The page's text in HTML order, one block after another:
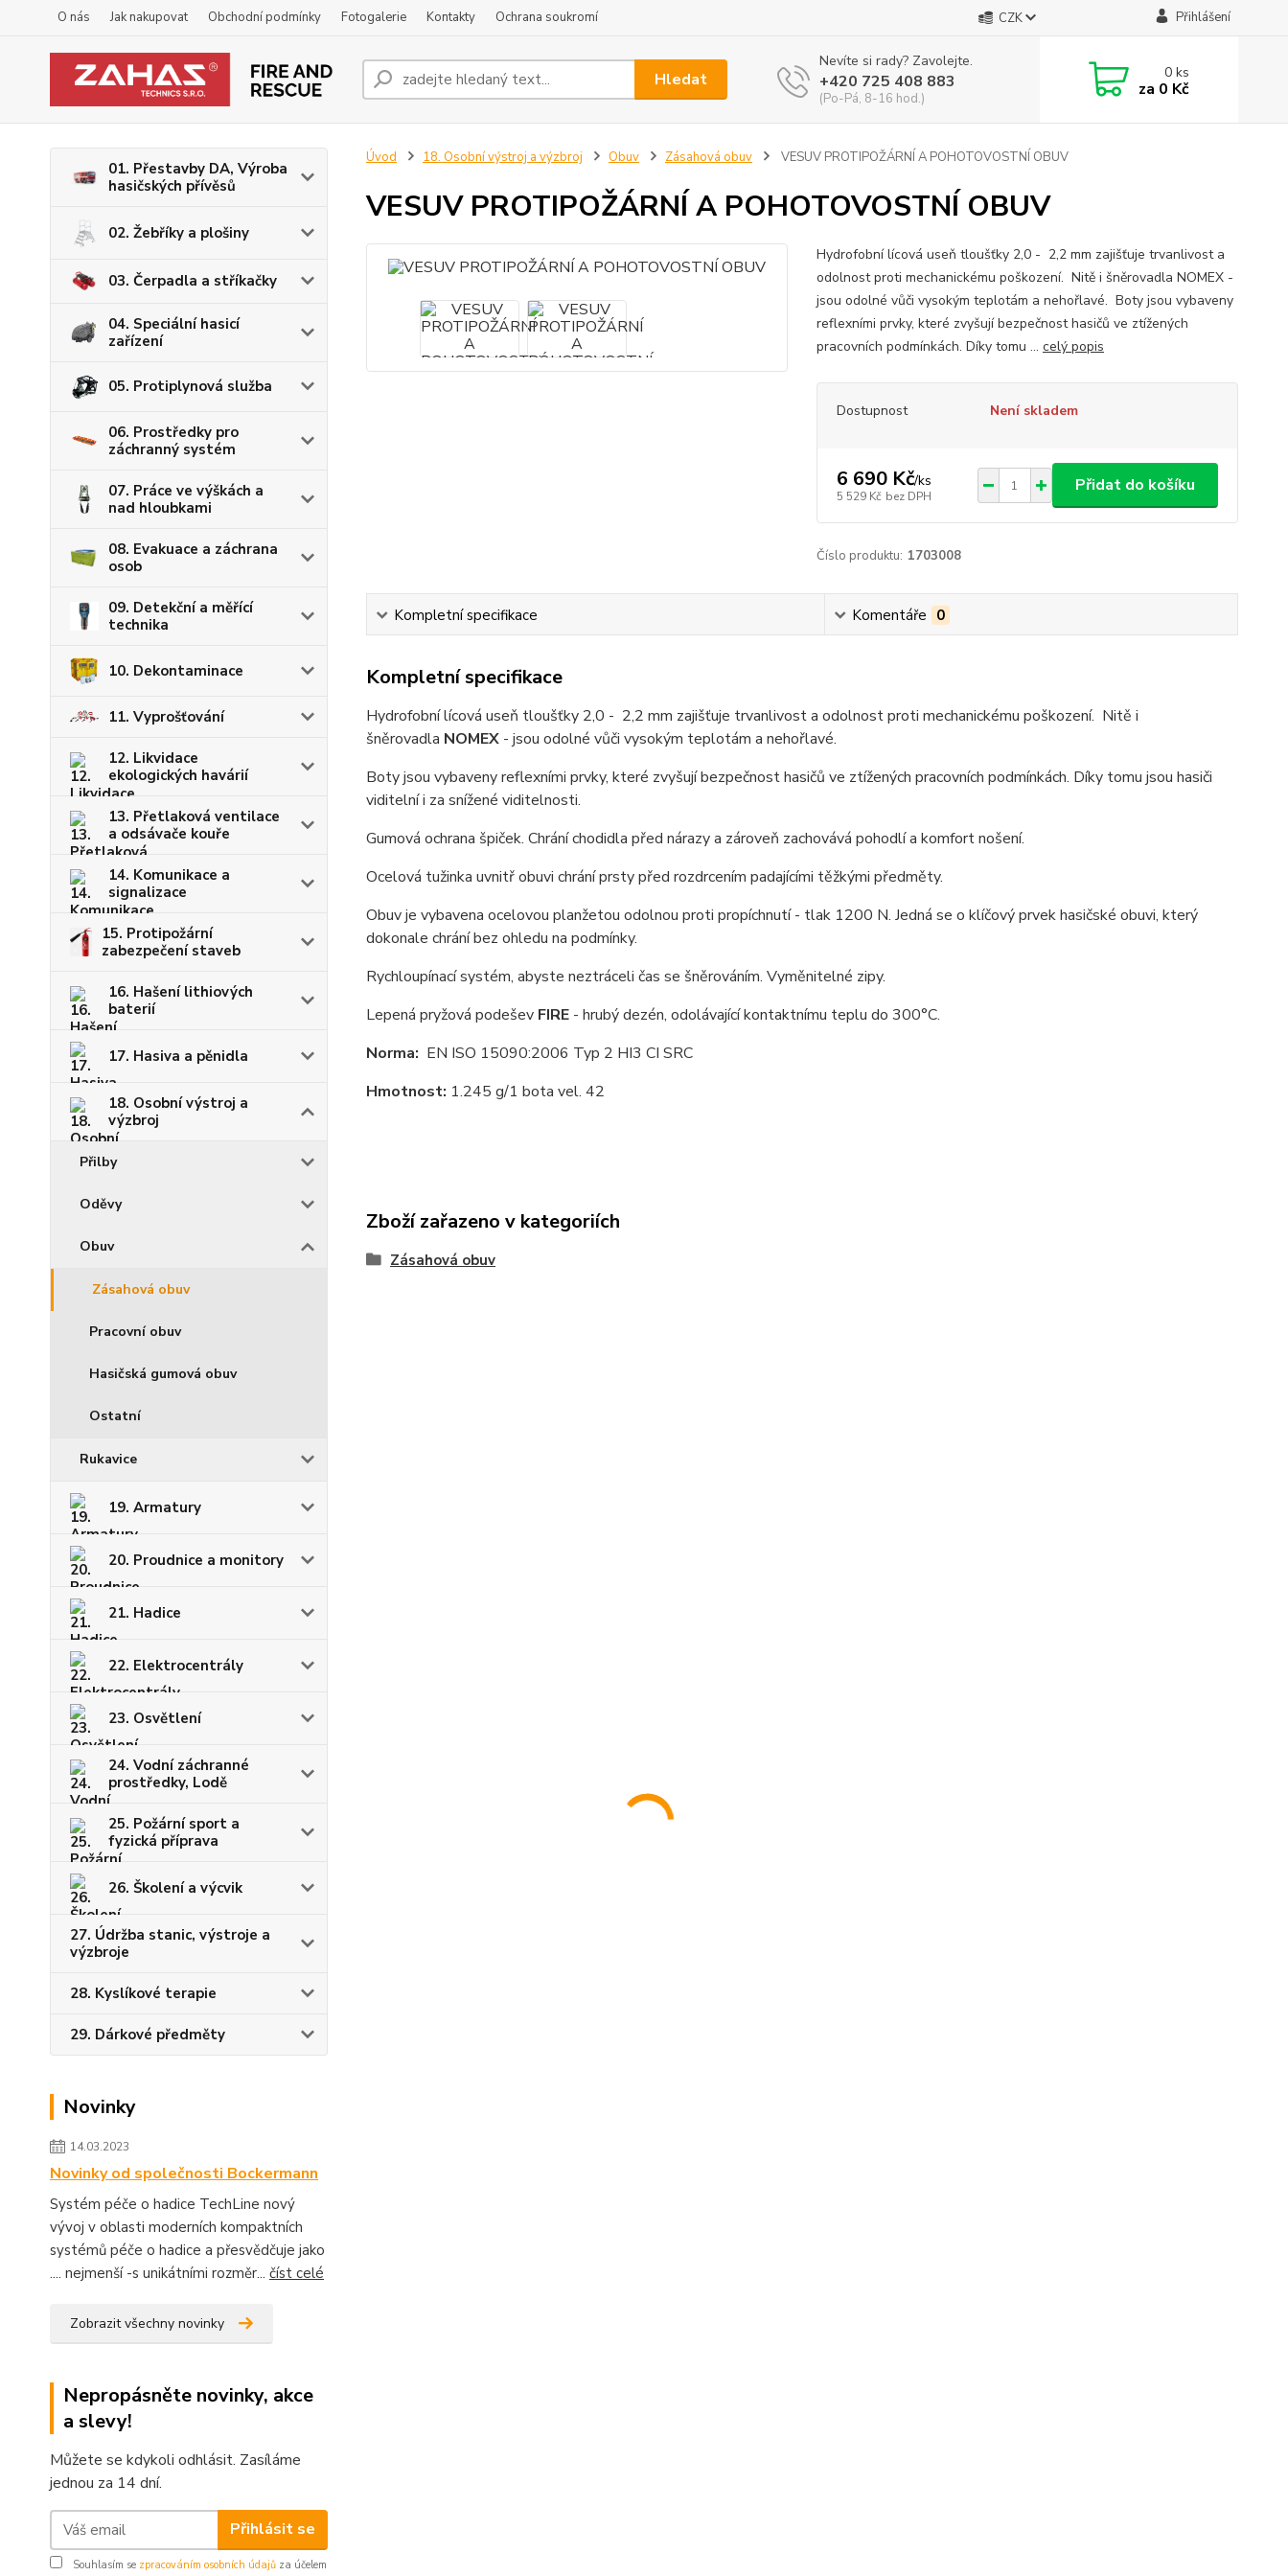
O nás Jak nakupovat Obchodní podmínky Fotogalerie Kontakty Ochrana soukromí CZK Přihlášení
Hledat
Nevíte si rady? Zavolejte.
+420 725 408 883
(Po-Pá, 8-16 hod.)
0ks
za 0 Kč
01. Přestavby DA, Výroba
hasičských přívěsů
02. Žebříky a plošiny
03. Čerpadla a stříkačky
04. Speciální hasicí
zařízení
05. Protiplynová služba
06. Prostředky pro
záchranný systém
07. Práce ve výškách a
nad hloubkami
08. Evakuace a záchrana
osob
09. Detekční a měřící
technika
10. Dekontaminace
11. Vyprošťování
12. Likvidace
ekologických havárií
13. Přetlaková ventilace
a odsávače kouře
14. Komunikace a
signalizace
15. Protipožární
zabezpečení staveb
16. Hašení lithiových
baterií
17. Hasiva a pěnidla
18. Osobní výstroj a
výzbroj
Přilby
Oděvy
Obuv
Zásahová obuv
Pracovní obuv
Hasičská gumová obuv
Ostatní
Rukavice
19. Armatury
20. Proudnice a monitory
21. Hadice
22. Elektrocentrály
23. Osvětlení
24. Vodní záchranné
prostředky, Lodě
25. Požární sport a
fyzická příprava
26. Školení a výcvik
27. Údržba stanic, výstroje a
výzbroje
28. Kyslíkové terapie
29. Dárkové předměty
Novinky
14.03.2023
Novinky od společnosti Bockermann
Systém péče o hadice TechLine nový
vývoj v oblasti moderních kompaktních
systémů péče o hadice a přesvědčuje jako
.... nejmenší -s unikátními rozměr... číst celé
Zobrazit všechny novinky
Nepropásněte novinky, akce
a slevy!
Můžete se kdykoli odhlásit. Zasíláme
jednou za 14 dní.
Přihlásit se
Souhlasím se zpracováním osobních údajů za účelem
Úvod 18. Osobní výstroj a výzbroj Obuv Zásahová obuv VESUV PROTIPOŽÁRNÍ A POHOTOVOSTNÍ OBUV
VESUV PROTIPOŽÁRNÍ A POHOTOVOSTNÍ OBUV
Hydrofobní lícová useň tloušťky 2,0 - 2,2 mm zajišťuje trvanlivost a
odolnost proti mechanickému poškození. Nitě i šněrovadla NOMEX -
jsou odolné vůči vysokým teplotám a nehořlavé. Boty jsou vybaveny
reflexními prvky, které zvyšují bezpečnost hasičů ve ztížených
pracovních podmínkách. Díky tomu ... celý popis
Dostupnost Není skladem
6 690 Kč/ks
5 529 Kč bez DPH
Přidat do košíku
Číslo produktu: 1703008
Kompletní specifikace Komentáře 0
Kompletní specifikace
Hydrofobní lícová useň tloušťky 2,0 - 2,2 mm zajišťuje trvanlivost a odolnost proti mechanickému poškození. Nitě i
šněrovadla NOMEX- jsou odolné vůči vysokým teplotám a nehořlavé.
Boty jsou vybaveny reflexními prvky, které zvyšují bezpečnost hasičů ve ztížených pracovních podmínkách. Díky tomu jsou hasiči
viditelní i za snížené viditelnosti.
Gumová ochrana špiček. Chrání chodidla před nárazy a zároveň zachovává pohodlí a komfort nošení.
Ocelová tužinka uvnitř obuvi chrání prsty před rozdrcením padajícími těžkými předměty.
Obuv je vybavena ocelovou planžetou odolnou proti propíchnutí - tlak 1200 N. Jedná se o klíčový prvek hasičské obuvi, který
dokonale chrání bez ohledu na podmínky.
Rychloupínací systém, abyste neztráceli čas se šněrováním. Vyměnitelné zipy.
Lepená pryžová podešev FIRE- hrubý dezén, odolávající kontaktnímu teplu do 300°C.
Norma: EN ISO 15090:2006 Typ 2 HI3 CI SRC
Hmotnost: 1.245 g/1 bota vel. 42
Zboží zařazeno v kategoriích
Zásahová obuv